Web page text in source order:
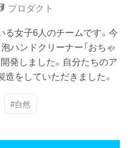
プロダクト
女子6人のチームです。今
ハンドクリーナー「おちゃ
開発しました。自分たちのア
をしていただきました。
#自然